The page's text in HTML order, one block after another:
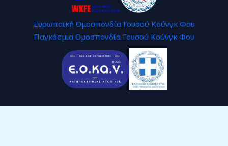
Ευρωπαϊκή Ομοσπονδία Γουσού Κούνγκ Φου
Παγκόσμια Ομοσπονδία Γουσού Κούνγκ Φου